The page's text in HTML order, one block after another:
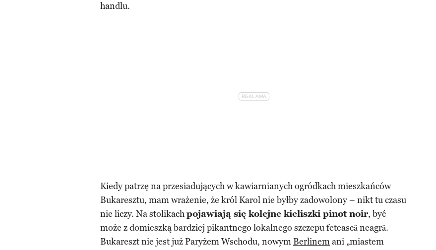
handlu.
Kiedy patrzę na przesiadujących w kawiarnianych ogródkach mieszkańców
Bukaresztu, mam wrażenie, że król Karol nie byłby zadowolony – nikt tu czasu
nie liczy. Na stolikachpojawiają się kolejne kieliszki pinot noir, być
może z domieszką bardziej pikantnego lokalnego szczepu fetească neagră.
Bukareszt nie jest już Paryżem Wschodu, nowymBerlinemani „miastem